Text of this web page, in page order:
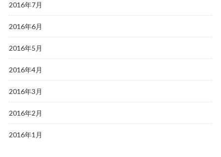
2016年7月
2016年6月
2016年5月
2016年4月
2016年3月
2016年2月
2016年1月